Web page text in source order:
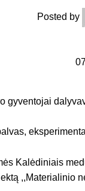
Posted by
gyventojai
Kalėdiniais
,,Materialinio